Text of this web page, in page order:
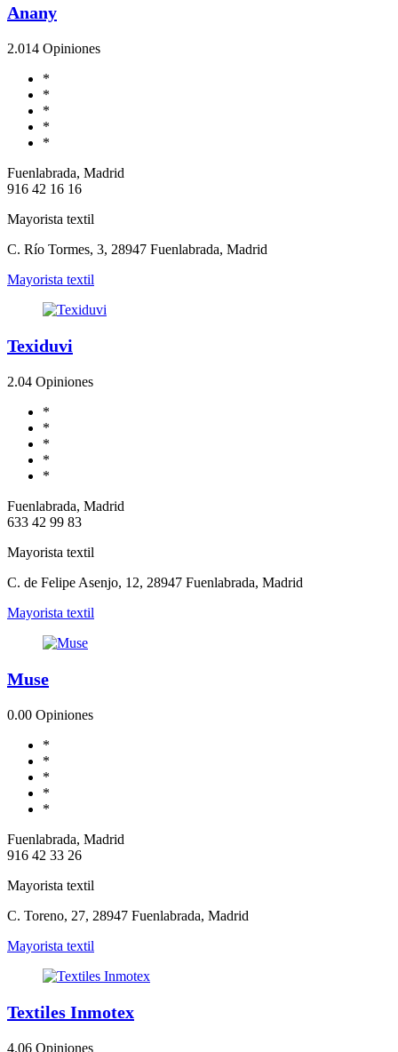
Anany
2.014 Opiniones
*
*
*
*
*
Fuenlabrada, Madrid
916 42 16 16
Mayorista textil
C. Río Tormes, 3, 28947 Fuenlabrada, Madrid
Mayorista textil
Texiduvi
2.04 Opiniones
*
*
*
*
*
Fuenlabrada, Madrid
633 42 99 83
Mayorista textil
C. de Felipe Asenjo, 12, 28947 Fuenlabrada, Madrid
Mayorista textil
Muse
0.00 Opiniones
*
*
*
*
*
Fuenlabrada, Madrid
916 42 33 26
Mayorista textil
C. Toreno, 27, 28947 Fuenlabrada, Madrid
Mayorista textil
Textiles Inmotex
4.06 Opiniones